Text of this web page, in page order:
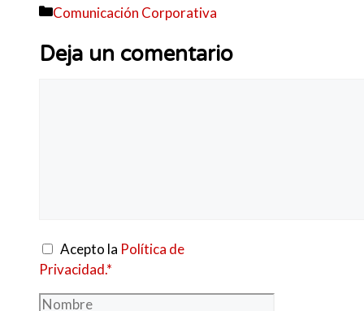
Categorías
Comunicación Corporativa
Deja un comentario
Acepto la Política de
Privacidad.*
Nombre